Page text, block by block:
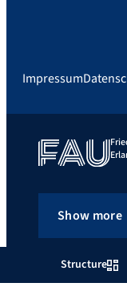
Structure
Impressum
Show more